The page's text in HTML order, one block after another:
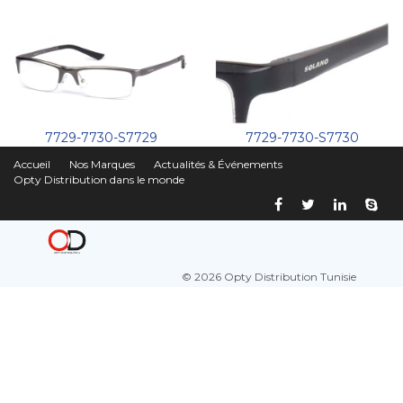
7729-7730-S7729 7729-7730-S7730
Accueil Nos Marques
Actualités & Événements
Opty Distribution dans le monde
© 2026 Opty Distribution Tunisie